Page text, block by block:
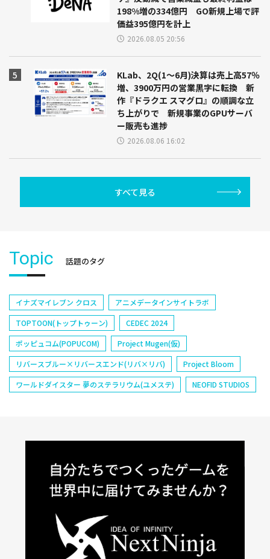
198%増の334億円 GO新規上場で評
価益395億円を計上
2026.08.05 20:56
KLab、2Q(1～6月)決算は売上高57％
増、3900万円の営業黒字に転換 新
作『ドラクエ スマグロ』の順調な立
ち上がりで 新規事業のGPUサーバ
ー販売も進捗
2026.08.06 16:02
すべて見る
Topic 話題のタグ
イナズマイレブン クロス
アニメデータインサイトラボ
TOPTOON(トップトゥーン)
CEDEC 2024
ポッピュコム(POPUCOM)
Project Mugen(仮)
リバースブルー×リバースエンド(リバ×リバ)
Project Bloom
ワールドダイスター 夢のステラリウム(ユメステ)
NEOFID STUDIOS